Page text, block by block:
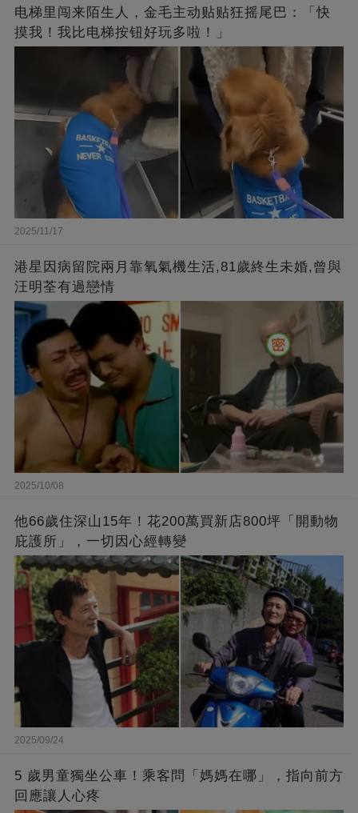
电梯里闯来陌生人，金毛主动贴贴狂摇尾巴：「快
摸我！我比电梯按钮好玩多啦！」
2025/11/17
港星因病留院兩月靠氧氣機生活,81歲終生未婚,曾與
汪明荃有過戀情
2025/10/08
他66歲住深山15年！花200萬買新店800坪「開動物
庇護所」，一切因心經轉變
2025/09/24
5 歲男童獨坐公車！乘客問「媽媽在哪」，指向前方
回應讓人心疼